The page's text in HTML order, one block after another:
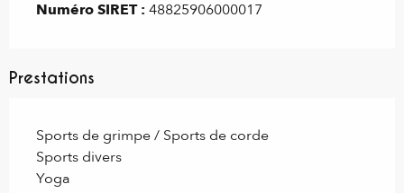
Numéro SIRET : 48825906000017
Prestations
Sports de grimpe / Sports de corde
Sports divers
Yoga